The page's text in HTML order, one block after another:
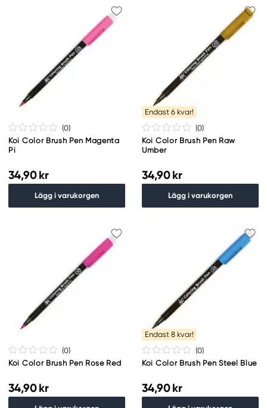
(0)
Koi Color Brush Pen Magenta
Pi
34,90 kr
Lägg i varukorgen
Endast 6 kvar!
(0)
Koi Color Brush Pen Raw
Umber
34,90 kr
Lägg i varukorgen
(0)
Koi Color Brush Pen Rose Red
34,90 kr
Endast 8 kvar!
(0)
Koi Color Brush Pen Steel Blue
34,90 kr